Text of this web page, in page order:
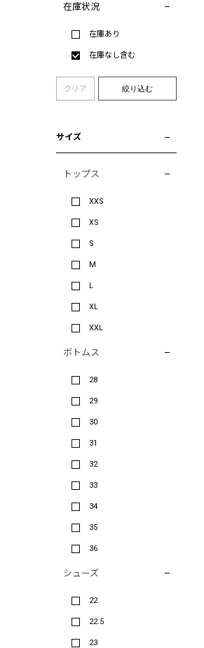
在庫状況
在庫あり
在庫なし含む
クリア 絞り込む
サイズ
トップス
XXS
XS
S
M
L
XL
XXL
ボトムス
28
29
30
31
32
33
34
35
36
シューズ
22
22.5
23